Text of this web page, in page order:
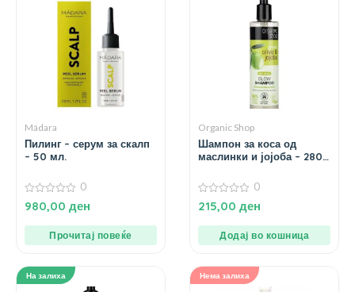
Mádara
Пилинг – серум за скалп
– 50 мл.
0
од
0
980,00 ден
Прочитај повеќе
Organic Shop
Шампон за коса од
маслинки и јојоба – 280
0
од
0
215,00 ден
Додај во кошница
На залиха Нема залиха